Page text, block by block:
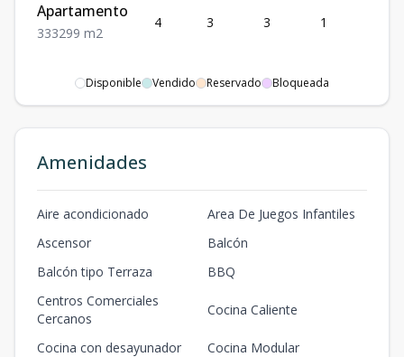
Apartamento
333299 m2
4 3 3 1
Disponible Vendido Reservado Bloqueada
Amenidades
Aire acondicionado
Area De Juegos Infantiles
Ascensor
Balcón
Balcón tipo Terraza
BBQ
Centros Comerciales
Cercanos
Cocina Caliente
Cocina con desayunador
Cocina Modular